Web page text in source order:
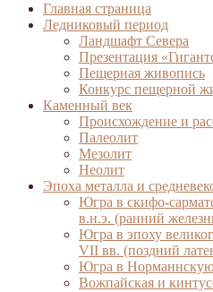
Главная страница
Ледниковый период
Ландшафт Севера
Презентация
Пещерная живопись
Конкурс пещерной
Каменный век
Происхождение и
Палеолит
Мезолит
Неолит
Эпоха металла и
Югра в скифо-
в.н.э. (ранний
Югра в эпоху
VII вв. (поздний
Югра в
Вожпайская и